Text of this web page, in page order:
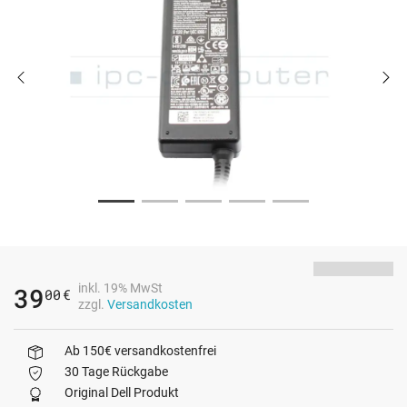
3900 €
inkl. 19% MwSt
zzgl. Versandkosten
Ab 150€ versandkostenfrei
30 Tage Rückgabe
Original Dell Produkt